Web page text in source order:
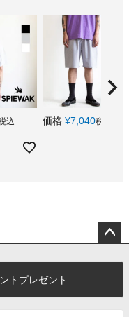
込 価格 ¥7,040税込
へ
トプレゼント